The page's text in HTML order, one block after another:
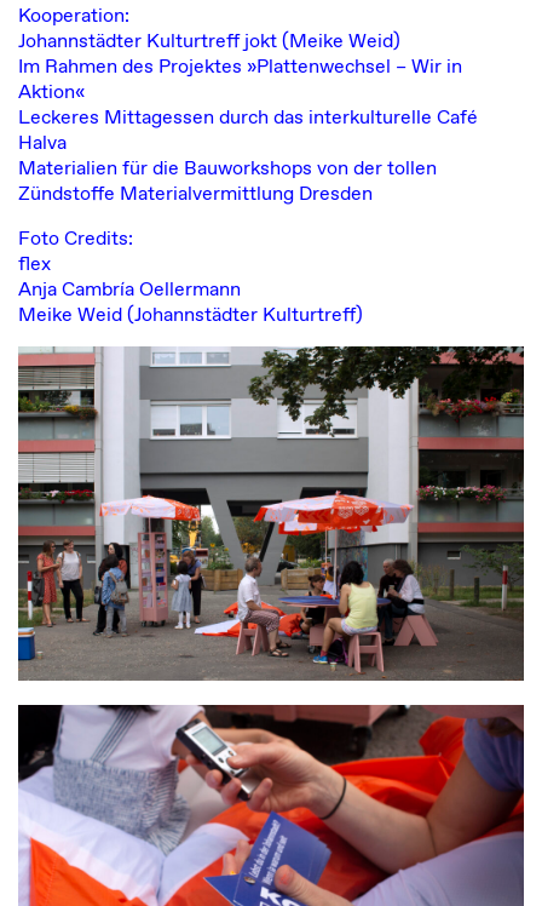
Kooperation:
Johannstädter Kulturtreff jokt(Meike Weid)
Im Rahmen des Projektes »Plattenwechsel – Wir in
Aktion«
Leckeres Mittagessen durch das interkulturelle Café
Halva
Materialien für die Bauworkshops von der tollen
Zündstoffe Materialvermittlung Dresden
Foto Credits:
flex
Anja Cambría Oellermann
Meike Weid (Johannstädter Kulturtreff)